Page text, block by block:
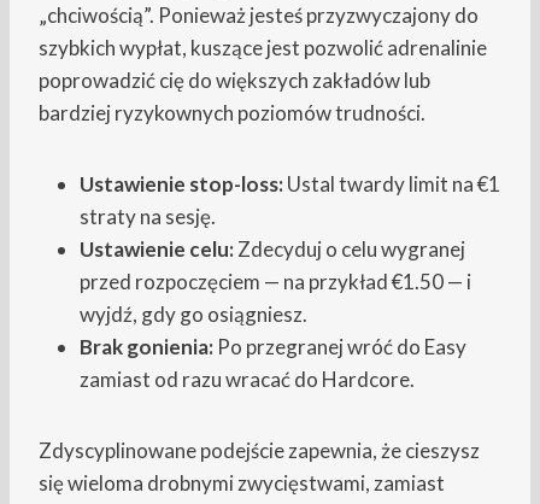
„chciwością”. Ponieważ jesteś przyzwyczajony do
szybkich wypłat, kuszące jest pozwolić adrenalinie
poprowadzić cię do większych zakładów lub
bardziej ryzykownych poziomów trudności.
Ustawienie stop-loss: Ustal twardy limit na €1
straty na sesję.
Ustawienie celu: Zdecyduj o celu wygranej
przed rozpoczęciem — na przykład €1.50 — i
wyjdź, gdy go osiągniesz.
Brak gonienia: Po przegranej wróć do Easy
zamiast od razu wracać do Hardcore.
Zdyscyplinowane podejście zapewnia, że cieszysz
się wieloma drobnymi zwycięstwami, zamiast